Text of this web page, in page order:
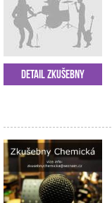
Detail zkušebny